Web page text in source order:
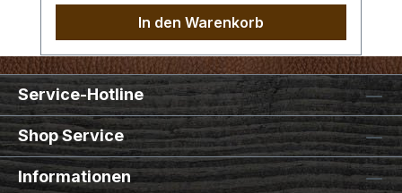
In den Warenkorb
Service-Hotline
Shop Service
Informationen